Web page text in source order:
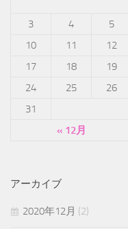
« 12月
3
4 5
10
11 12
17
18 19
24
25 26
31
アーカイブ
2020年12月 (2)